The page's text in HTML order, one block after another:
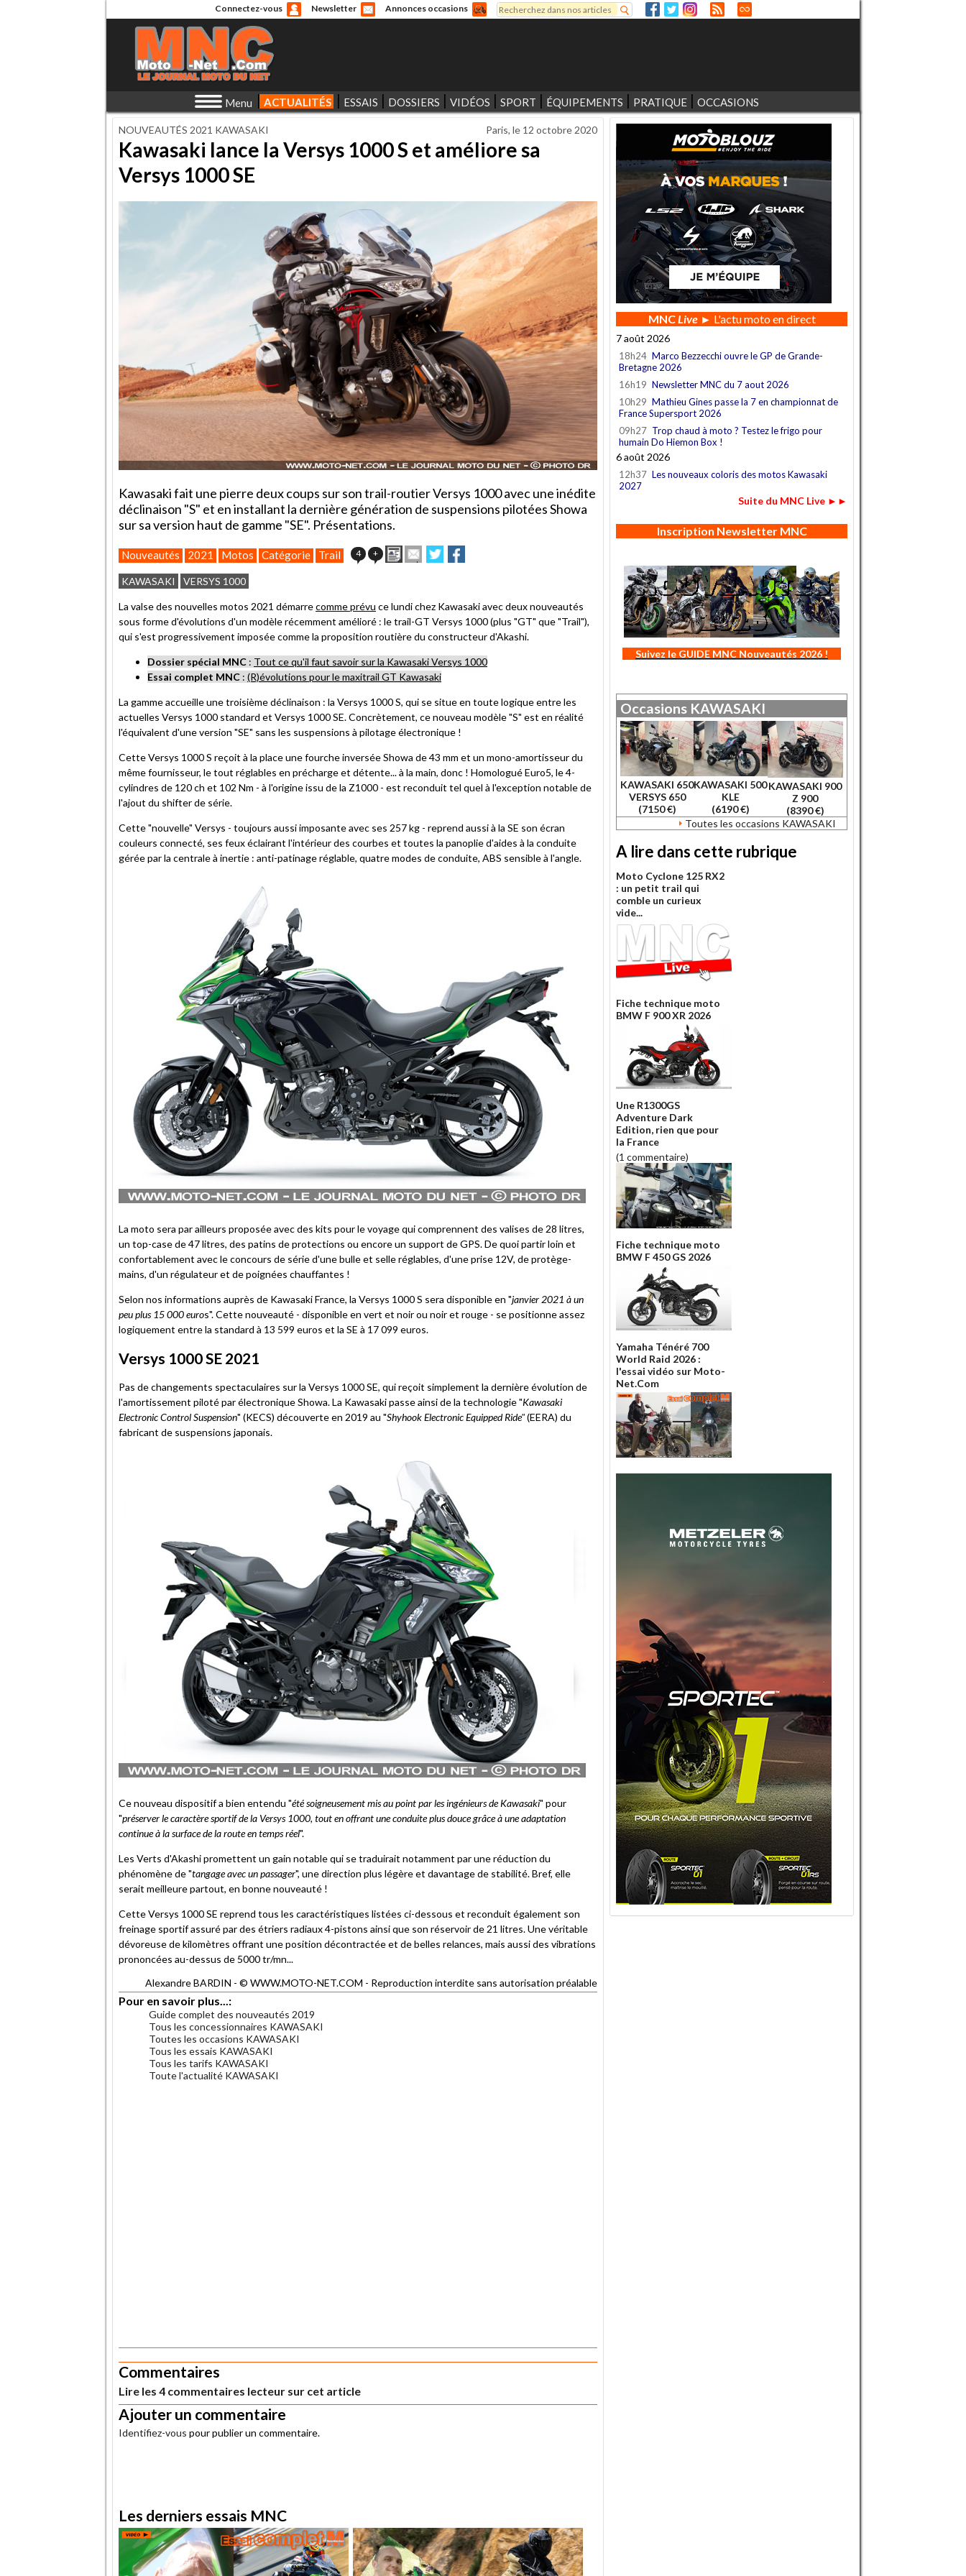
Connectez-vous Newsletter Annonces occasions
Formulaire de recherche
Rechercher
Menu ACTUALITÉS ESSAIS DOSSIERS VIDÉOS SPORT ÉQUIPEMENTS PRATIQUE OCCASIONS
NOUVEAUTÉS 2021 KAWASAKI Paris, le 12 octobre 2020
Kawasaki lance la Versys 1000 S et améliore sa
Versys 1000 SE
Kawasaki fait une pierre deux coups sur son trail-routier Versys 1000 avec une inédite
déclinaison "S" et en installant la dernière génération de suspensions pilotées Showa
sur sa version haut de gamme "SE". Présentations.
Nouveautés 2021 Motos Catégorie Trail 4 + ImprimerEnvoyer
cet
un
ami
Partager
sur
sur
KAWASAKI VERSYS 1000
La valse des nouvelles motos 2021 démarrecomme prévu ce lundi chez Kawasaki avec deux nouveautés
sous forme d'évolutions d'un modèle récemment amélioré : le trail-GT Versys 1000 (plus "GT" que "Trail"),
qui s'est progressivement imposée comme la proposition routière du constructeur d'Akashi.
Dossier spécial MNC : Tout ce qu'il faut savoir sur la Kawasaki Versys 1000
Essai complet MNC : (R)évolutions pour le maxitrail GT Kawasaki
La gamme accueille une troisième déclinaison : la Versys 1000 S, qui se situe en toute logique entre les
actuelles Versys 1000 standard et Versys 1000 SE. Concrètement, ce nouveau modèle "S" est en réalité
l'équivalent d'une version "SE" sans les suspensions à pilotage électronique !
Cette Versys 1000 S reçoit à la place une fourche inversée Showa de 43 mm et un mono-amortisseur du
même fournisseur, le tout réglables en précharge et détente... à la main, donc ! Homologué Euro5, le 4-
cylindres de 120 ch et 102 Nm - à l'origine issu de la Z1000 - est reconduit tel quel à l'exception notable de
l'ajout du shifter de série.
Cette "nouvelle" Versys - toujours aussi imposante avec ses 257 kg - reprend aussi à la SE son écran
couleurs connecté, ses feux éclairant l'intérieur des courbes et toutes la panoplie d'aides à la conduite
gérée par la centrale à inertie : anti-patinage réglable, quatre modes de conduite, ABS sensible à l'angle.
La moto sera par ailleurs proposée avec des kits pour le voyage qui comprennent des valises de 28 litres,
un top-case de 47 litres, des patins de protections ou encore un support de GPS. De quoi partir loin et
confortablement avec le concours de série d'une bulle et selle réglables, d'une prise 12V, de protège-
mains, d'un régulateur et de poignées chauffantes !
Selon nos informations auprès de Kawasaki France, la Versys 1000 S sera disponible en "janvier 2021 à un
peu plus 15 000 euros". Cette nouveauté - disponible en vert et noir ou noir et rouge - se positionne assez
logiquement entre la standard à 13 599 euros et la SE à 17 099 euros.
Versys 1000 SE 2021
Pas de changements spectaculaires sur la Versys 1000 SE, qui reçoit simplement la dernière évolution de
l'amortissement piloté par électronique Showa. La Kawasaki passe ainsi de la technologie "Kawasaki
Electronic Control Suspension" (KECS) découverte en 2019 au "Shyhook Electronic Equipped Ride"(EERA) du
fabricant de suspensions japonais.
Ce nouveau dispositif a bien entendu "été soigneusement mis au point par les ingénieurs de Kawasaki" pour
"préserver le caractère sportif de la Versys 1000, tout en offrant une conduite plus douce grâce à une adaptation
continue à la surface de la route en temps réel".
Les Verts d'Akashi promettent un gain notable qui se traduirait notamment par une réduction du
phénomène de "tangage avec un passager", une direction plus légère et davantage de stabilité. Bref, elle
serait meilleure partout, en bonne nouveauté !
Cette Versys 1000 SE reprend tous les caractéristiques listées ci-dessous et reconduit également son
freinage sportif assuré par des étriers radiaux 4-pistons ainsi que son réservoir de 21 litres. Une véritable
dévoreuse de kilomètres offrant une position décontractée et de belles relances, mais aussi des vibrations
prononcées au-dessus de 5000 tr/mn...
Alexandre BARDIN - © WWW.MOTO-NET.COM - Reproduction interdite sans autorisation préalable
Pour en savoir plus...:
Guide complet des nouveautés 2019
Tous les concessionnaires KAWASAKI
Toutes les occasions KAWASAKI
Tous les essais KAWASAKI
Tous les tarifs KAWASAKI
Toute l'actualité KAWASAKI
Commentaires
Lire les 4 commentaires lecteur sur cet article
Ajouter un commentaire
Identifiez-vous pour publier un commentaire.
Les derniers essais MNC
MNCLive► L'actu moto en direct
7 août 2026
18h24 Marco Bezzecchi ouvre le GP de Grande-
Bretagne 2026
16h19 Newsletter MNC du 7 aout 2026
10h29 Mathieu Gines passe la 7 en championnat de
France Supersport 2026
09h27 Trop chaud à moto ? Testez le frigo pour
humain Do Hiemon Box !
6 août 2026
12h37 Les nouveaux coloris des motos Kawasaki
2027
Suite du MNC Live ►►
Inscription Newsletter MNC
Suivez le GUIDE MNC Nouveautés 2026 !
Occasions KAWASAKI
KAWASAKI 650
VERSYS 650
(7150 €)
KAWASAKI 500
KLE
(6190 €)
KAWASAKI 900
Z 900
(8390 €)
Toutes les occasions KAWASAKI
A lire dans cette rubrique
Moto Cyclone 125 RX2
: un petit trail qui
comble un curieux
vide...
Fiche technique moto
BMW F 900 XR 2026
Une R1300GS
Adventure Dark
Edition, rien que pour
la France
(1 commentaire)
Fiche technique moto
BMW F 450 GS 2026
Yamaha Ténéré 700
World Raid 2026 :
l'essai vidéo sur Moto-
Net.Com